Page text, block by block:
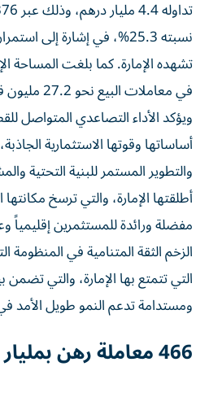
نسبته 25.3%، في إشارة إلى
تشهده الإمارة. كما بلغت المساحة
في معاملات البيع نحو 27.2 مليون قدم مربعة.
ويؤكد الأداء التصاعدي المتواصل
أساساتها وقوتها الاستثمارية
والتطوير المستمر للبنية التحتية
أطلقتها الإمارة، والتي ترسخ
مفضلة ورائدة للمستثمرين إقليمياً
الزخم الثقة المتنامية في المنظومة
التي تتمتع بها الإمارة، والتي
ومستدامة تدعم النمو طويل الأمد
466 معاملة رهن بمليار درهم